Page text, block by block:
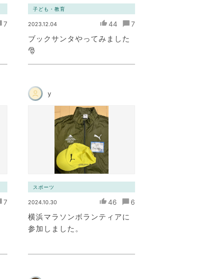
7
子ども・教育
2023.12.04 44 7
ブックサンタやってみました
🎅
7
y
スポーツ
2024.10.30 46 6
横浜マラソンボランティアに
参加しました。